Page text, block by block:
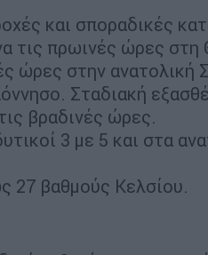
και σποραδικές
τις πρωινές ώρες στη
ώρες στην ανατολική
Σταδιακή
βραδινές ώρες.
3 με 5 και στα
27 βαθμούς Κελσίου.